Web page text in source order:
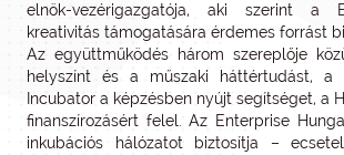
elnök-vezérigazgatója, aki szerint a
kreativitás támogatására érdemes forrást
Az együttműködés három szereplője
helyszínt és a műszaki háttértudást, a
Incubator a képzésben nyújt segítséget, a
finanszírozásért felel. Az Enterprise
inkubációs hálózatot biztosítja –